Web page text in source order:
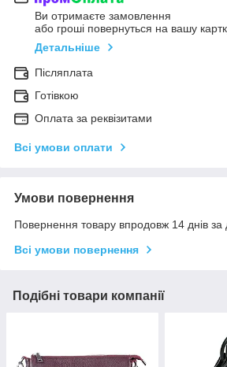
Ви отримаєте замовлення
або гроші повернуться на вашу
Детальніше
Післяплата
Готівкою
Оплата за реквізитами
Всі умови оплати
Умови повернення
Повернення товару впродовж 14 днів за
Всі умови повернення
Подібні товари компанії